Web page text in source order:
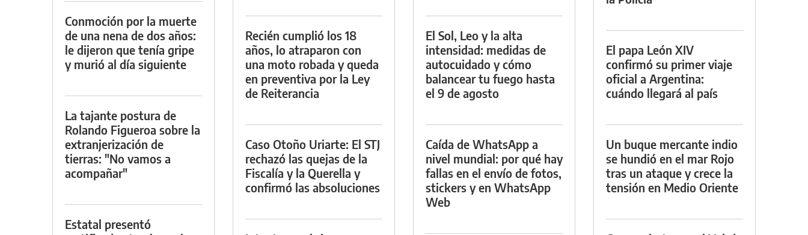
Conmoción por la muerte
de una nena de dos años:
le dijeron que tenía gripe
y murió al día siguiente
La tajante postura de
Rolando Figueroa sobre la
extranjerización de
tierras: "No vamos a
acompañar"
Estatal presentó
Recién cumplió los 18
años, lo atraparon con
una moto robada y queda
en preventiva por la Ley
de Reiterancia
Caso Otoño Uriarte: El STJ
rechazó las quejas de la
Fiscalía y la Querella y
confirmó las absoluciones
El Sol, Leo y la alta
intensidad: medidas de
autocuidado y cómo
balancear tu fuego hasta
el 9 de agosto
Caída de WhatsApp a
nivel mundial: por qué hay
fallas en el envío de fotos,
stickers y en WhatsApp
Web
El papa León XIV
confirmó su primer viaje
oficial a Argentina:
cuándo llegará al país
Un buque mercante indio
se hundió en el mar Rojo
tras un ataque y crece la
tensión en Medio Oriente